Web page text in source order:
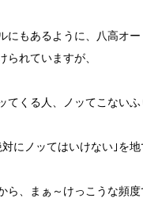
にもあるように、八高オ
られていますが、
てくる人、ノッてこないふ
にノッてはいけない｣を
ら、まぁ～けっこうな頻